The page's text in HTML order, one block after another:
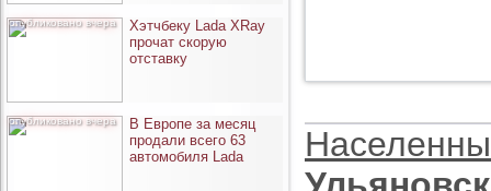
опубликовано вчера
Хэтчбеку Lada XRay
прочат скорую
отставку
опубликовано вчера
В Европе за месяц
продали всего 63
автомобиля Lada